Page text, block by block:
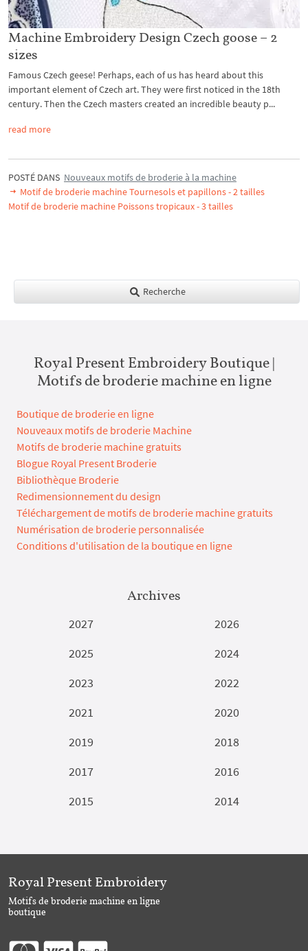
Machine Embroidery Design Czech goose – 2
sizes
Famous Czech geese! Perhaps, each of us has heard about this
important element of Czech art. They were first noticed in the 18th
century. Then the Czech masters created an incredible beauty p...
read more
POSTÉ DANS Nouveaux motifs de broderie à la machine
Motif de broderie machine Tournesols et papillons - 2 tailles
Motif de broderie machine Poissons tropicaux - 3 tailles
Recherche
Royal Present Embroidery Boutique |
Motifs de broderie machine en ligne
Boutique de broderie en ligne
Nouveaux motifs de broderie Machine
Motifs de broderie machine gratuits
Blogue Royal Present Broderie
Bibliothèque Broderie
Redimensionnement du design
Téléchargement de motifs de broderie machine gratuits
Numérisation de broderie personnalisée
Conditions d'utilisation de la boutique en ligne
Archives
2027
2026
2025
2024
2023
2022
2021
2020
2019
2018
2017
2016
2015
2014
Royal Present Embroidery
Motifs de broderie machine en ligne
boutique